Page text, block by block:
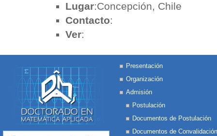
Lugar:Concepción, Chile
Contacto:
Ver:
Presentación
Organización
Admisión
Postulación
Documentos de Postulación
Documentos de